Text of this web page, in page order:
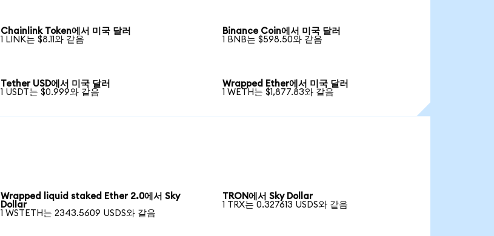
Chainlink Token에서 미국 달러
1 LINK는 $8.11와 같음
Binance Coin에서 미국 달러
1 BNB는 $598.50와 같음
Tether USD에서 미국 달러
1 USDT는 $0.999와 같음
Wrapped Ether에서 미국 달러
1 WETH는 $1,877.83와 같음
Wrapped liquid staked Ether 2.0에서 Sky
Dollar
1 WSTETH는 2343.5609 USDS와 같음
TRON에서 Sky Dollar
1 TRX는 0.327613 USDS와 같음